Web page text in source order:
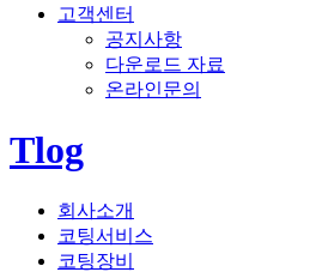
고객센터
공지사항
다운로드 자료
온라인문의
Tlog
회사소개
코팅서비스
코팅장비